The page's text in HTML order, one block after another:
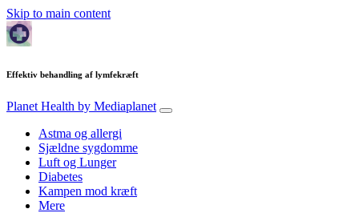
Skip to main content
Effektiv behandling af lymfekræft
Planet Health by Mediaplanet
Astma og allergi
Sjældne sygdomme
Luft og Lunger
Diabetes
Kampen mod kræft
Mere